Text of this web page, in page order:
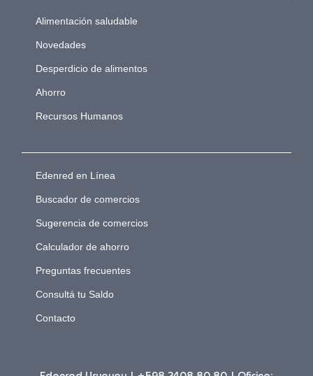
Alimentación saludable
Novedades
Desperdicio de alimentos
Ahorro
Recursos Humanos
Edenred en Línea
Buscador de comercios
Sugerencia de comercios
Calculador de ahorro
Preguntas frecuentes
Consultá tu Saldo
Contacto